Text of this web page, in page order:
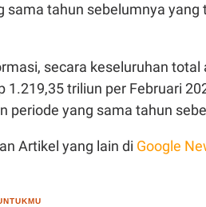
sama tahun sebelumnya
secara keseluruhan
1.219,35 triliun per Februari
periode yang sama tahun
Artikel yang lain di Google